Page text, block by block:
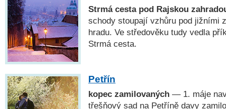
Strmá cesta pod Rajskou
schody stoupají vzhůru pod jižními
hradu. Ve středověku tudy vedla
Strmá cesta.
Petřín
kopec zamilovaných — 1. máje
třešňový sad na Petříně davy